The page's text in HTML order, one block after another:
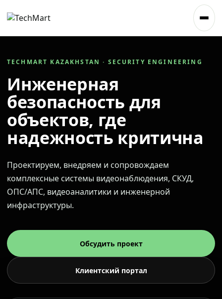
TECHMART KAZAKHSTAN · SECURITY ENGINEERING
Инженерная
безопасность для
объектов, где
надежность критична
Проектируем, внедряем и сопровождаем
комплексные системы видеонаблюдения, СКУД,
ОПС/АПС, видеоаналитики и инженерной
инфраструктуры.
Обсудить проект
Клиентский портал